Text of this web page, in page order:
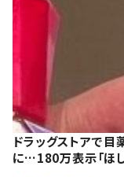
ドラッグストアで
に…180万表示「ほしい